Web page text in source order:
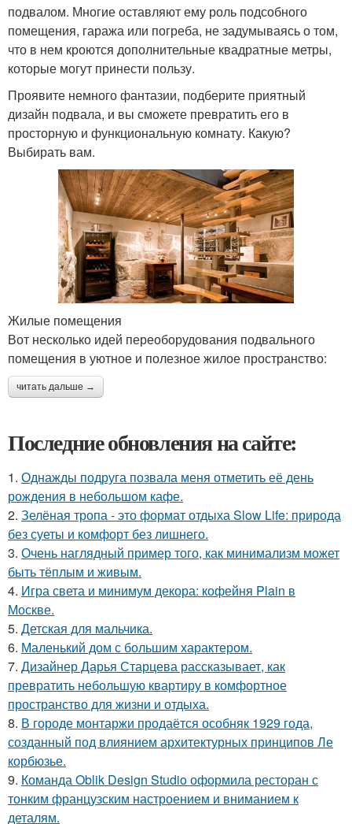
подвалом. Многие оставляют ему роль подсобного
помещения, гаража или погреба, не задумываясь о том,
что в нем кроются дополнительные квадратные метры,
которые могут принести пользу.
Проявите немного фантазии, подберите приятный
дизайн подвала, и вы сможете превратить его в
просторную и функциональную комнату. Какую?
Выбирать вам.
Жилые помещения
Вот несколько идей переоборудования подвального
помещения в уютное и полезное жилое пространство:
читать дальше →
Последние обновления на сайте:
1. Однажды подруга позвала меня отметить её день
рождения в небольшом кафе.
2. Зелёная тропа - это формат отдыха Slow Life: природа
без суеты и комфорт без лишнего.
3. Очень наглядный пример того, как минимализм может
быть тёплым и живым.
4. Игра света и минимум декора: кофейня Plain в
Москве.
5. Детская для мальчика.
6. Маленький дом с большим характером.
7. Дизайнер Дарья Старцева рассказывает, как
превратить небольшую квартиру в комфортное
пространство для жизни и отдыха.
8. В городе монтаржи продаётся особняк 1929 года,
созданный под влиянием архитектурных принципов Ле
корбюзье.
9. Команда Oblik Design Studio оформила ресторан с
тонким французским настроением и вниманием к
деталям.